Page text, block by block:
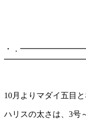
・．
10月よりマダイ五目と
ハリスの太さは、3号